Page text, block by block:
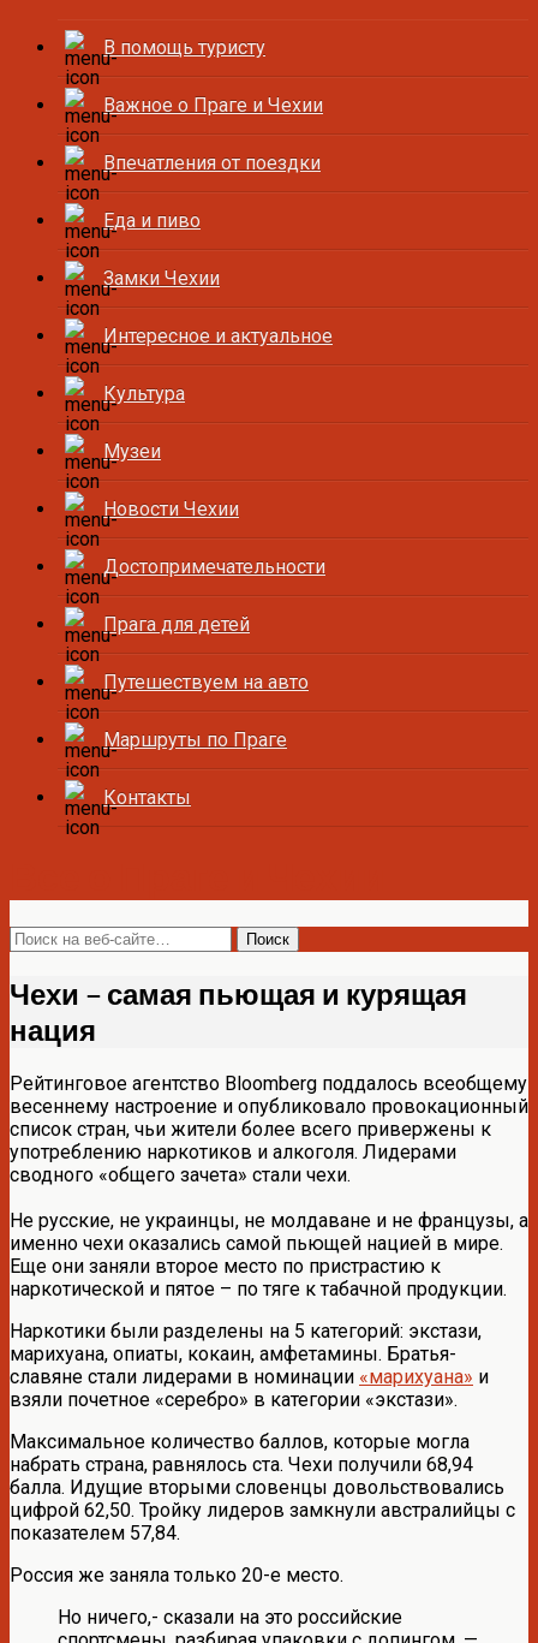
В помощь туристу
Важное о Праге и Чехии
Впечатления от поездки
Еда и пиво
Замки Чехии
Интересное и актуальное
Культура
Музеи
Новости Чехии
Достопримечательности
Прага для детей
Путешествуем на авто
Маршруты по Праге
Контакты
Чехи – самая пьющая и курящая
нация
Рейтинговое агентство Bloomberg поддалось всеобщему
весеннему настроение и опубликовало провокационный
список стран, чьи жители более всего привержены к
употреблению наркотиков и алкоголя. Лидерами
сводного «общего зачета» стали чехи.
Не русские, не украинцы, не молдаване и не французы, а
именно чехи оказались самой пьющей нацией в мире.
Еще они заняли второе место по пристрастию к
наркотической и пятое – по тяге к табачной продукции.
Наркотики были разделены на 5 категорий: экстази,
марихуана, опиаты, кокаин, амфетамины. Братья-
славяне стали лидерами в номинации «марихуана» и
взяли почетное «серебро» в категории «экстази».
Максимальное количество баллов, которые могла
набрать страна, равнялось ста. Чехи получили 68,94
балла. Идущие вторыми словенцы довольствовались
цифрой 62,50. Тройку лидеров замкнули австралийцы с
показателем 57,84.
Россия же заняла только 20-е место.
Но ничего,- сказали на это российские